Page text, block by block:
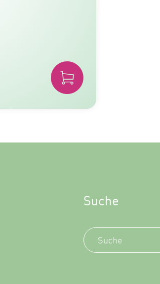
Suche